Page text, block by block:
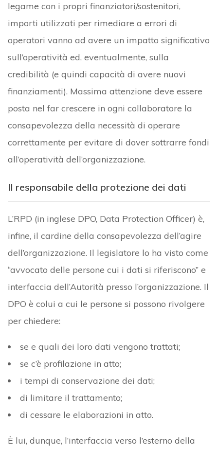
legame con i propri finanziatori/sostenitori,
importi utilizzati per rimediare a errori di
operatori vanno ad avere un impatto significativo
sull’operatività ed, eventualmente, sulla
credibilità (e quindi capacità di avere nuovi
finanziamenti). Massima attenzione deve essere
posta nel far crescere in ogni collaboratore la
consapevolezza della necessità di operare
correttamente per evitare di dover sottrarre fondi
all’operatività dell’organizzazione.
Il responsabile della protezione dei dati
L’RPD (in inglese DPO, Data Protection Officer) è,
infine, il cardine della consapevolezza dell’agire
dell’organizzazione. Il legislatore lo ha visto come
“avvocato delle persone cui i dati si riferiscono” e
interfaccia dell’Autorità presso l’organizzazione. Il
DPO è colui a cui le persone si possono rivolgere
per chiedere:
se e quali dei loro dati vengono trattati;
se c’è profilazione in atto;
i tempi di conservazione dei dati;
di limitare il trattamento;
di cessare le elaborazioni in atto.
È lui, dunque, l’interfaccia verso l’esterno della